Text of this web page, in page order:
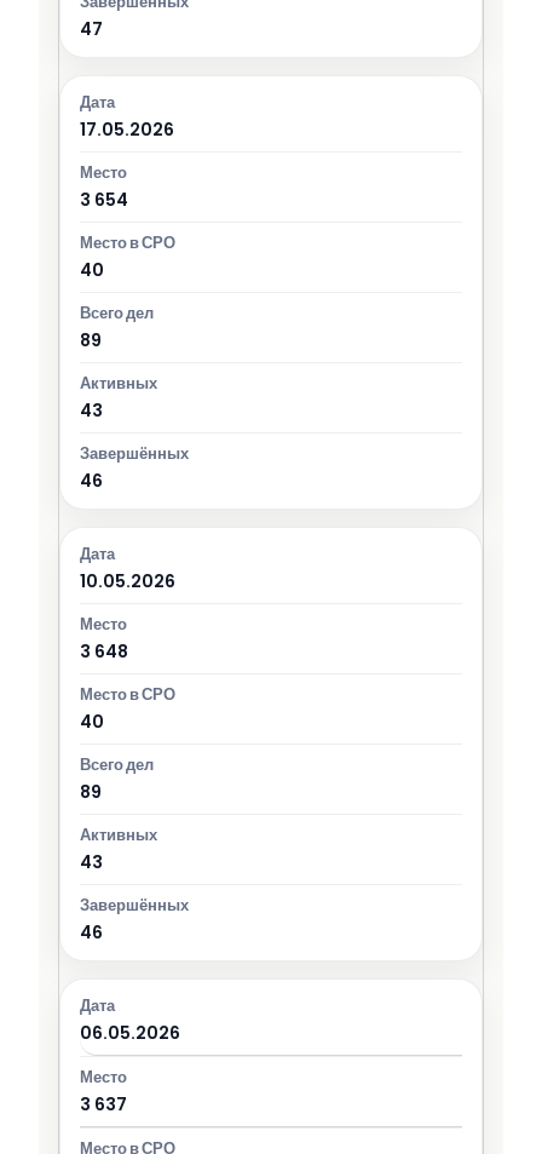
47
17.05.2026
3 654
40
89
43
46
10.05.2026
3 648
40
89
43
46
06.05.2026
3 637